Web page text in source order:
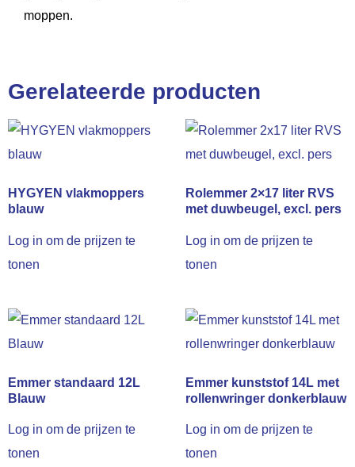
moppen.
Gerelateerde producten
HYGYEN vlakmoppers
blauw
Log in om de prijzen te
tonen
Rolemmer 2×17 liter RVS
met duwbeugel, excl. pers
Log in om de prijzen te
tonen
Emmer standaard 12L
Blauw
Log in om de prijzen te
tonen
Emmer kunststof 14L met
rollenwringer donkerblauw
Log in om de prijzen te
tonen